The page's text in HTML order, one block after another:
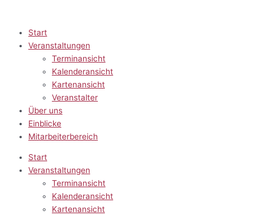
springenStart
Veranstaltungen
Terminansicht
Kalenderansicht
Kartenansicht
Veranstalter
Über uns
Einblicke
Mitarbeiterbereich
Start
Veranstaltungen
Terminansicht
Kalenderansicht
Kartenansicht